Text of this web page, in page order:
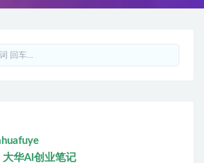
大华AI创业笔记